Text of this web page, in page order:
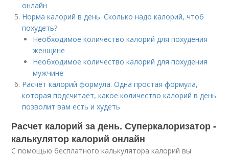
онлайн
Норма калорий в день. Сколько надо калорий, чтоб
похудеть?
Необходимое количество калорий для похудения
женщине
Необходимое количество калорий для похудения
мужчине
Расчет калорий формула. Одна простая формула,
которая подсчитает, какое количество калорий в день
позволит вам есть и худеть
Расчет калорий за день. Суперкалоризатор -
калькулятор калорий онлайн
С помощью бесплатного калькулятора калорий вы